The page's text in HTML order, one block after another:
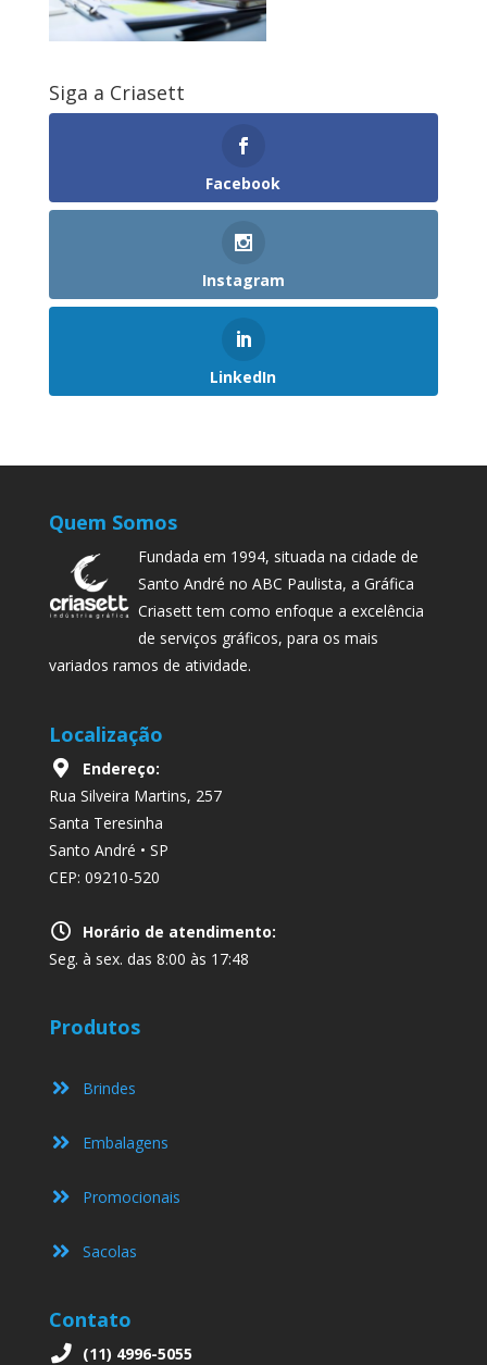
Siga a Criasett
Facebook
Instagram
LinkedIn
Quem Somos
Fundada em 1994, situada na cidade de
Santo André no ABC Paulista, a Gráfica
Criasett tem como enfoque a excelência
de serviços gráficos, para os mais
variados ramos de atividade.
Localização
Endereço:
Rua Silveira Martins, 257
Santa Teresinha
Santo André • SP
CEP: 09210-520
Horário de atendimento:
Seg. à sex. das 8:00 às 17:48
Produtos
Brindes
Embalagens
Promocionais
Sacolas
Contato
(11) 4996-5055